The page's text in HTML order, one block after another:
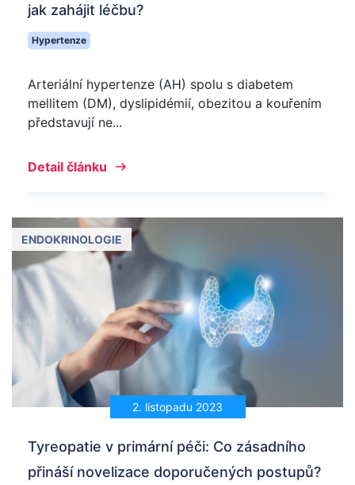
jak zahájit léčbu?
Hypertenze
Arteriální hypertenze (AH) spolu s diabetem
mellitem (DM), dyslipidémií, obezitou a kouřením
představují ne...
Detail článku
2. listopadu 2023
ENDOKRINOLOGIE
Tyreopatie v primární péči: Co zásadního
přináší novelizace doporučených postupů?